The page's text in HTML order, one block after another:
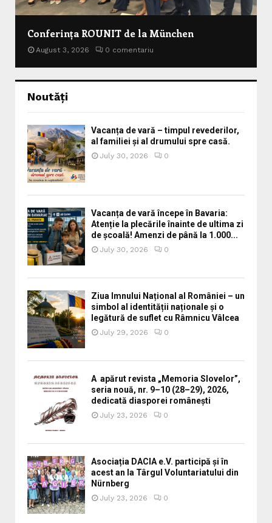
Conferința ROUNIT de la München
August 3, 2026 0 comentariu
Noutăți
Vacanța de vară – timpul revederilor,
al familiei și al drumului spre casă.
July 30, 2026 0
Vacanța de vară începe în Bavaria:
Atenție la plecările înainte de ultima zi
de școală! Amenzi de până la 1.000...
July 30, 2026 0
Ziua Imnului Național al României – un
simbol al identității naționale și o
legătură de suflet cu Râmnicu Vâlcea
July 29, 2026 0
A apărut revista „Memoria Slovelor”,
seria nouă, nr. 9–10 (28–29), 2026,
dedicată diasporei românești
July 23, 2026 0
Asociația DACIA e.V. participă și în
acest an la Târgul Voluntariatului din
Nürnberg
July 23, 2026 0